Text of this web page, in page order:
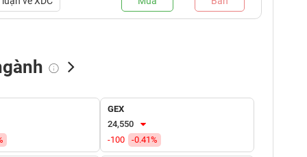
Tự doanh mua
GEX
24,550
-100
-0.41%